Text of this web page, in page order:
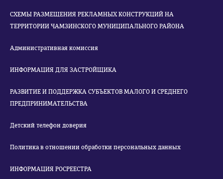
СХЕМЫ РАЗМЕЩЕНИЯ РЕКЛАМНЫХ КОНСТРУКЦИЙ НА
ТЕРРИТОРИИ ЧАМЗИНСКОГО МУНИЦИПАЛЬНОГО РАЙОНА
Административная комиссия
ИНФОРМАЦИЯ ДЛЯ ЗАСТРОЙЩИКА
РАЗВИТИЕ И ПОДДЕРЖКА СУБЪЕКТОВ МАЛОГО И СРЕДНЕГО
ПРЕДПРИНИМАТЕЛЬСТВА
Детский телефон доверия
Политика в отношении обработки персональных данных
ИНФОРМАЦИЯ РОСРЕЕСТРА